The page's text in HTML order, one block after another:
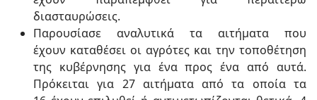
διασταυρώσεις.
Παρουσίασε αναλυτικά τα αιτήματα που
έχουν καταθέσει οι αγρότες και την τοποθέτηση
της κυβέρνησης για ένα προς ένα από αυτά.
Πρόκειται για 27 αιτήματα από τα οποία τα